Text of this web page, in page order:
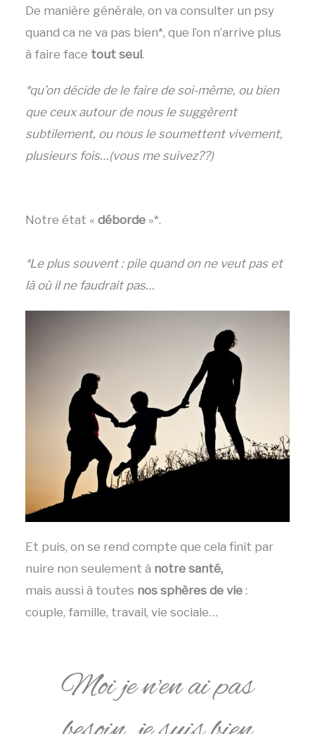
De manière générale, on va consulter un psy
quand ca ne va pas bien*, que l’on n’arrive plus
à faire face tout seul.
*qu’on décide de le faire de soi-même, ou bien
que ceux autour de nous le suggèrent
subtilement, ou nous le soumettent vivement,
plusieurs fois…(vous me suivez??)
Notre état «déborde »*.
*Le plus souvent : pile quand on ne veut pas et
là où il ne faudrait pas…
Et puis, on se rend compte que cela finit par
nuire non seulement à notre santé,
mais aussi à toutes nos sphères de vie :
couple, famille, travail, vie sociale…
Moi je n'en ai pas